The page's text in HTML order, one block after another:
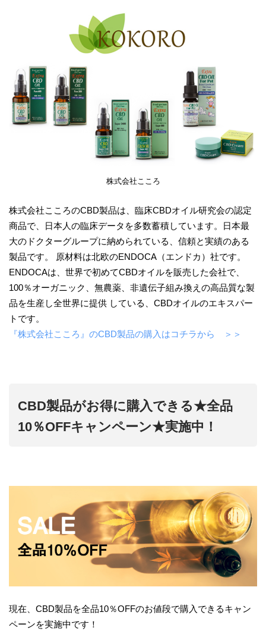
株式会社こころ
株式会社こころのCBD製品は、臨床CBDオイル研究会の認定
商品で、日本人の臨床データを多数蓄積しています。日本最
大のドクターグループに納められている、信頼と実績のある
製品です。 原材料は北欧のENDOCA（エンドカ）社です。
ENDOCAは、世界で初めてCBDオイルを販売した会社で、
100％オーガニック、無農薬、非遺伝子組み換えの高品質な製
品を生産し全世界に提供 している、CBDオイルのエキスパー
トです。
『株式会社こころ』のCBD製品の購入はコチラから ＞＞
CBD製品がお得に購入できる★全品
10％OFFキャンペーン★実施中！
現在、CBD製品を全品10％OFFのお値段で購入できるキャン
ペーンを実施中です！